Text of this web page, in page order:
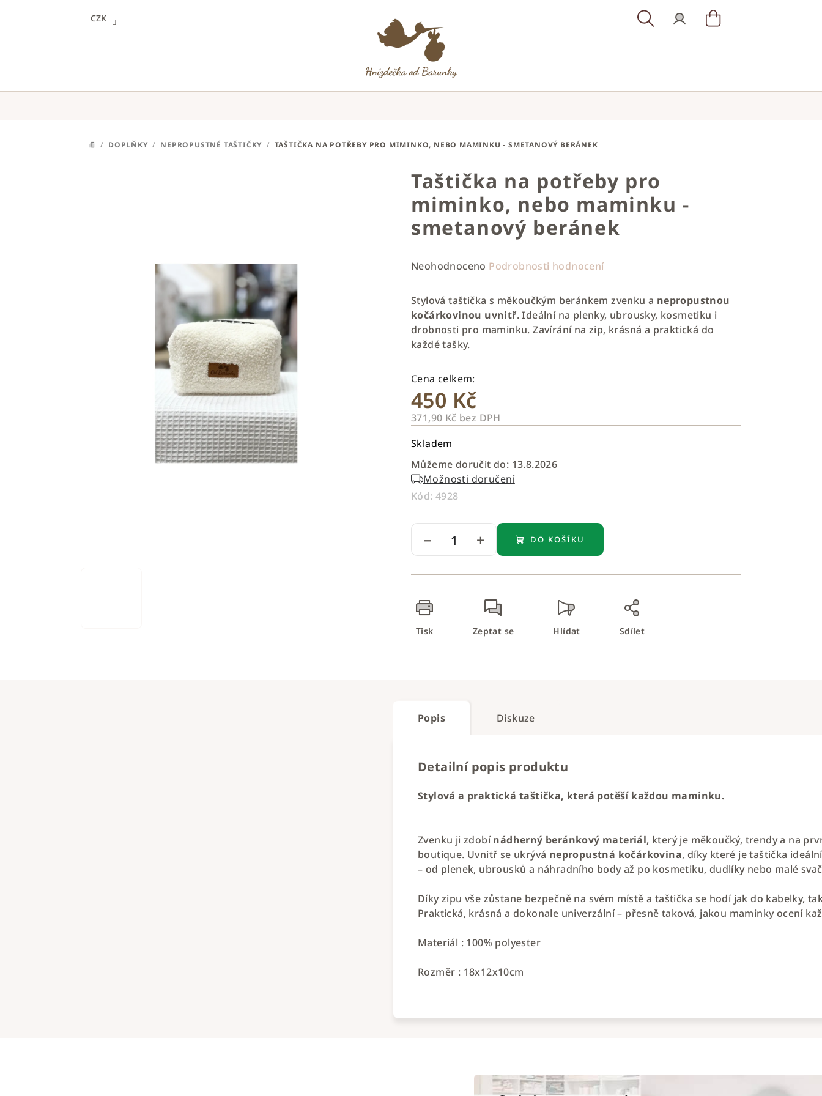
CZK
DOMŮ
/ DOPLŇKY / NEPROPUSTNÉ TAŠTIČKY / TAŠTIČKA NA POTŘEBY PRO MIMINKO, NEBO MAMINKU - SMETANOVÝ BERÁNEK
Taštička na potřeby pro
miminko, nebo maminku -
smetanový beránek
Průměrné
produktu
je
0,0
z
Neohodnoceno Podrobnosti hodnocení
Stylová taštička s měkoučkým beránkem zvenku a nepropustnou
kočárkovinou uvnitř. Ideální na plenky, ubrousky, kosmetiku i
drobnosti pro maminku. Zavírání na zip, krásná a praktická do
každé tašky.
450 Kč
371,90 Kč bez DPH
cena:
Skladem
Můžeme doručit do: 13.8.2026
Možnosti doručení
Kód: 4928
+
− DO KOŠÍKU
Tisk Zeptat se Hlídat Sdílet
Popis Diskuze
Detailní popis produktu
Stylová a praktická taštička, která potěší každou maminku.
Zvenku ji zdobínádherný beránkový materiál, který je měkoučký, trendy a na
boutique. Uvnitř se ukrývá nepropustná kočárkovina, díky které je taštička
– od plenek, ubrousků a náhradního body až po kosmetiku, dudlíky nebo malé
Díky zipu vše zůstane bezpečně na svém místě a taštička se hodí jak do kabelky,
Praktická, krásná a dokonale univerzální – přesně taková, jakou maminky ocení
Materiál : 100% polyester
Rozměr : 18x12x10cm